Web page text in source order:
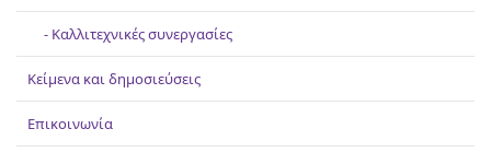
Καλλιτεχνικές συνεργασίες
Κείμενα και δημοσιεύσεις
Επικοινωνία